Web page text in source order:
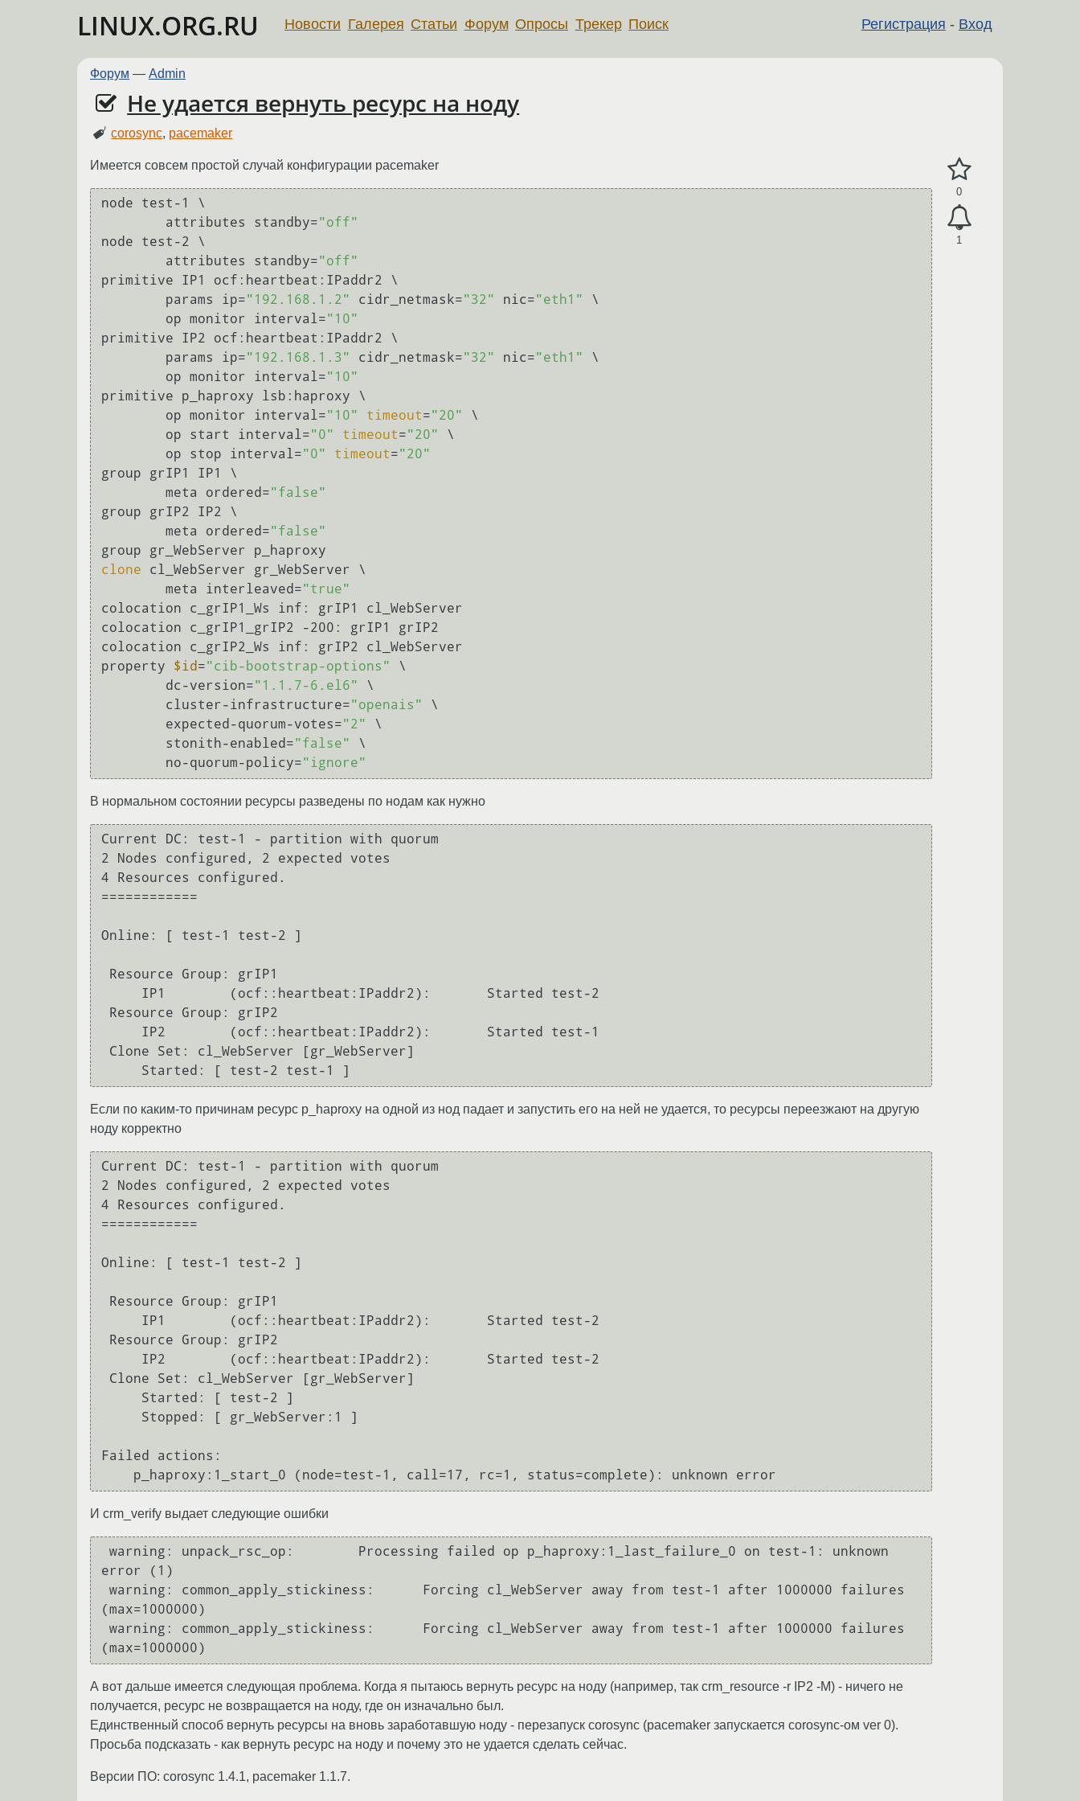
LINUX.ORG.RU Регистрация - Вход
Новости Галерея Статьи Форум Опросы Трекер Поиск
Форум — Admin
Не удается вернуть ресурс на ноду
corosync, pacemaker
0
1
Имеется совсем простой случай конфигурации pacemaker
node test-1 \
	attributes standby=
"off"
node test-2 \
	attributes standby=
"off"
primitive IP1 ocf:heartbeat:IPaddr2 \
	params ip=
"192.168.1.2" cidr_netmask="32" nic="eth1"
\
	op monitor interval=
"10"
primitive IP2 ocf:heartbeat:IPaddr2 \
	params ip=
"192.168.1.3" cidr_netmask="32" nic="eth1"
\
	op monitor interval=
"10"
primitive p_haproxy lsb:haproxy \
	op monitor interval=
"10" timeout="20"
\
	op start interval=
"0" timeout="20"
\
	op stop interval=
"0" timeout="20"
group grIP1 IP1 \
	meta ordered=
"false"
group grIP2 IP2 \
	meta ordered=
"false"
clone cl_WebServer gr_WebServer \
	meta interleaved=
"true"
colocation c_grIP1_Ws inf: grIP1 cl_WebServer
colocation c_grIP1_grIP2 -200: grIP1 grIP2
colocation c_grIP2_Ws inf: grIP2 cl_WebServer
property $id="cib-bootstrap-options"
\
	dc-version=
"1.1.7-6.el6"
\
	cluster-infrastructure=
"openais"
\
	expected-quorum-votes=
"2"
\
	stonith-enabled=
"false"
\
	no-quorum-policy=
"ignore"
В нормальном состоянии ресурсы разведены по нодам как нужно
Current DC: test-1 - partition with quorum
2 Nodes configured, 2 expected votes
4 Resources configured.
============
Online: [ test-1 test-2 ]
Если по каким-то причинам ресурс p_haproxy на одной из нод падает и запустить его на ней не удается, то ресурсы переезжают на другую
ноду корректно
Current DC: test-1 - partition with quorum
2 Nodes configured, 2 expected votes
4 Resources configured.
============
Online: [ test-1 test-2 ]
Failed actions:
И crm_verify выдает следующие ошибки
error (1)
(max=1000000)
А вот дальше имеется следующая проблема. Когда я пытаюсь вернуть ресурс на ноду (например, так crm_resource -r IP2 -M) - ничего не
получается, ресурс не возвращается на ноду, где он изначально был.
Единственный способ вернуть ресурсы на вновь заработавшую ноду - перезапуск corosync (pacemaker запускается corosync-ом ver 0).
Просьба подсказать - как вернуть ресурс на ноду и почему это не удается сделать сейчас.
Версии ПО: corosync 1.4.1, pacemaker 1.1.7.